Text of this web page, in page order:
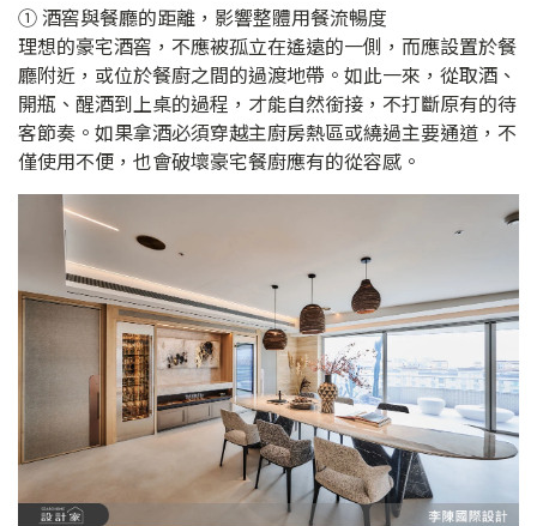
① 酒窖與餐廳的距離，影響整體用餐流暢度
理想的豪宅酒窖，不應被孤立在遙遠的一側，而應設置於餐
廳附近，或位於餐廚之間的過渡地帶。如此一來，從取酒、
開瓶、醒酒到上桌的過程，才能自然銜接，不打斷原有的待
客節奏。如果拿酒必須穿越主廚房熱區或繞過主要通道，不
僅使用不便，也會破壞豪宅餐廚應有的從容感。